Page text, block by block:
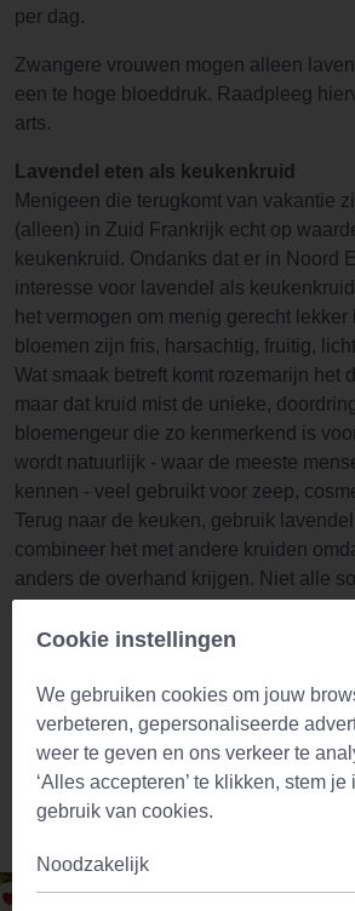
per dag.
Zwangere vrouwen mogen alleen
een te hoge bloeddruk. Raadpleeg
arts.
Lavendel eten als keukenkruid
Menigeen die terugkomt van vakantie
(alleen) in Zuid Frankrijk echt op
keukenkruid. Ondanks dat er in Noord
interesse voor lavendel als
het vermogen om menig gerecht
bloemen zijn fris, harsachtig, fruitig,
Wat smaak betreft komt rozemarijn het
maar dat kruid mist de unieke,
bloemengeur die zo kenmerkend is
wordt natuurlijk - waar de meeste
kennen - veel gebruikt voor zeep,
Terug naar de keuken, gebruik
combineer het met andere kruiden
anders de overhand krijgen. Niet alle
beetje een 'medisch' smaakje. De onze
ook wel zoete lavendel genoemd.
Cookie instellingen
We gebruiken cookies om jouw
verbeteren, gepersonaliseerde
weer te geven en ons verkeer te
‘Alles accepteren’ te klikken, stem je
gebruik van cookies.
Noodzakelijk